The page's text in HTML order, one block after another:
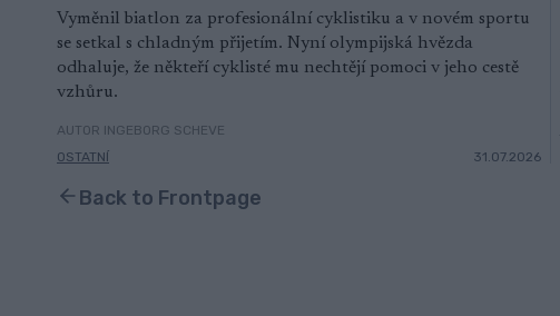
Vyměnil biatlon za profesionální cyklistiku a v novém sportu
se setkal s chladným přijetím. Nyní olympijská hvězda
odhaluje, že někteří cyklisté mu nechtějí pomoci v jeho cestě
vzhůru.
AUTOR INGEBORG SCHEVE
OSTATNÍ
31.07.2026
Back to Frontpage